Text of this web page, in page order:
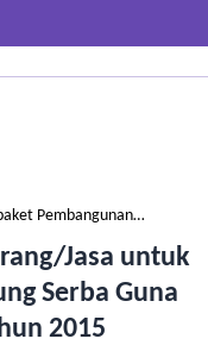
Pembangunan…
Jasa untuk
Serba Guna
2015